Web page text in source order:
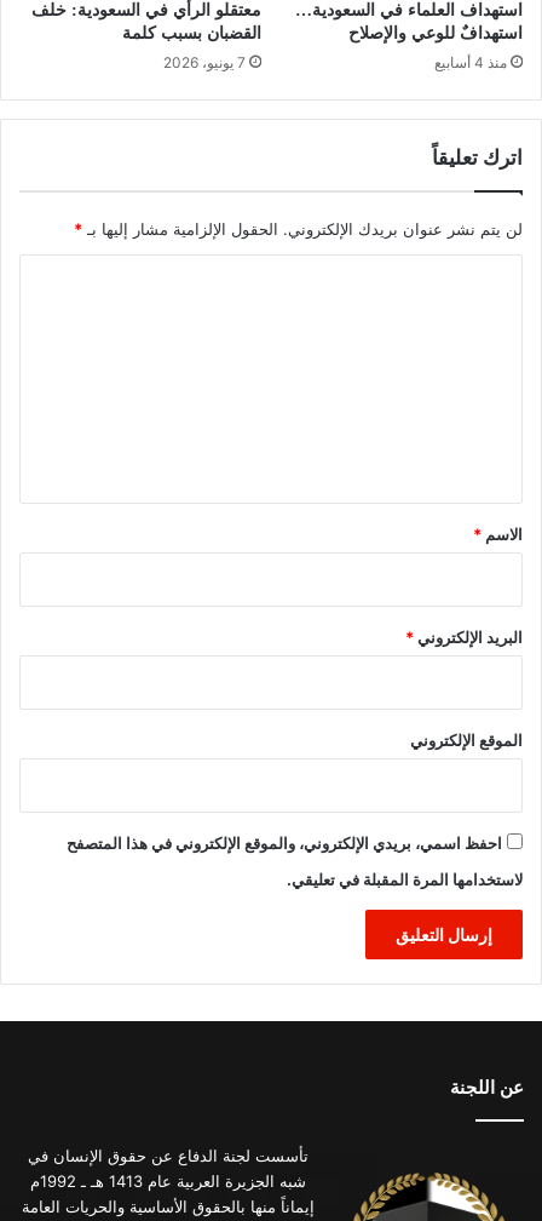
استهداف العلماء في السعودية…
استهدافٌ للوعي والإصلاح
منذ 4 أسابيع
معتقلو الرأي في السعودية: خلف
القضبان بسبب كلمة
7 يونيو، 2026
اترك تعليقاً
لن يتم نشر عنوان بريدك الإلكتروني. الحقول الإلزامية مشار إليها بـ *
*
الاسم *
البريد الإلكتروني*
الموقع الإلكتروني
احفظ اسمي، بريدي الإلكتروني، والموقع الإلكتروني في هذا المتصفح
لاستخدامها المرة المقبلة في تعليقي.
عن اللجنة
تأسست لجنة الدفاع عن حقوق الإنسان في
شبه الجزيرة العربية عام 1413 هـ ـ 1992م
إيماناً منها بالحقوق الأساسية والحريات العامة